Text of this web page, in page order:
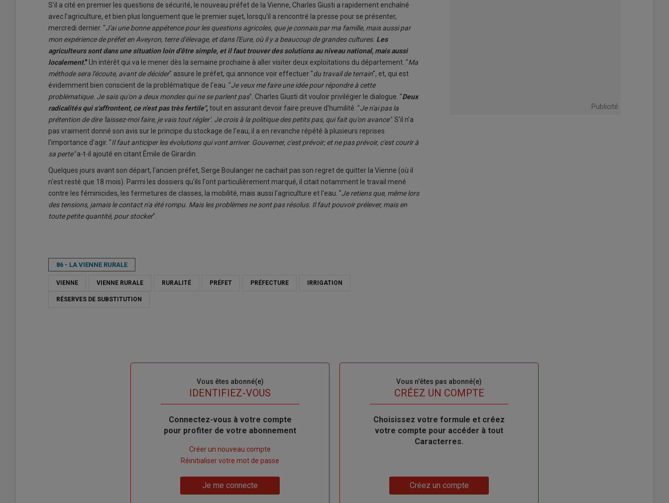
S'il a cité en premier les questions de sécurité, le nouveau préfet de la Vienne, Charles Giusti a rapidement enchaîné
avec l'agriculture, et bien plus longuement que le premier sujet, lorsqu'il a rencontré la presse pour se présenter,
mercredi dernier. "J'ai une bonne appétence pour les questions agricoles, que je connais par ma famille, mais aussi par
mon expérience de préfet en Aveyron, terre d'élevage, et dans l'Eure, où il y a beaucoup de grandes cultures. Les
agriculteurs sont dans une situation loin d'être simple, et il faut trouver des solutions au niveau national, mais aussi
localement." Un intérêt qui va le mener dès la semaine prochaine à aller visiter deux exploitations du département. "Ma
méthode sera l'écoute, avant de décider" assure le préfet, qui annonce voir effectuer "du travail de terrain", et, qui est
évidemment bien conscient de la problématique de l'eau. "Je veux me faire une idée pour répondre à cette
problématique. Je sais qu'on a deux mondes qui ne se parlent pas". Charles Giusti dit vouloir privilégier le dialogue. "Deux
radicalités qui s'affrontent, ce n'est pas très fertile", tout en assurant devoir faire preuve d'humilité. "Je n'ai pas la
prétention de dire 'laissez-moi faire, je vais tout régler'. Je crois à la politique des petits pas, qui fait qu'on avance". S'il n'a
pas vraiment donné son avis sur le principe du stockage de l'eau, il a en revanche répété à plusieurs reprises
l'importance d'agir. "Il faut anticiper les évolutions qui vont arriver. Gouverner, c'est prévoir; et ne pas prévoir, c'est courir à
sa perte"a-t-il ajouté en citant Émile de Girardin.
Quelques jours avant son départ, l'ancien préfet, Serge Boulanger ne cachait pas son regret de quitter la Vienne (où il
n'est resté que 18 mois). Parmi les dossiers qu'ils l'ont particulièrement marqué, il citait notamment le travail mené
contre les féminicides, les fermetures de classes, la mobilité, mais aussi l'agriculture et l'eau. "Je retiens que, même lors
des tensions, jamais le contact n'a été rompu. Mais les problèmes ne sont pas résolus. Il faut pouvoir prélever, mais en
toute petite quantité, pour stocker".
86 - LA VIENNE RURALE
VIENNE VIENNE RURALE RURALITÉ PRÉFET PRÉFECTURE IRRIGATION
RÉSERVES DE SUBSTITUTION
Publicité
Vous êtes abonné(e)
IDENTIFIEZ-VOUS
Body
Connectez-vous à votre compte
pour profiter de votre abonnement
compte"
Créer un nouveau compte
Réinitialiser votre mot de passe
Je me connecte
Vous n'êtes pas abonné(e)
TITRECRÉEZ UN COMPTE
Body
Choisissez votre formule et créez
votre compte pour accéder à tout
Caracterres.
Créez un compte